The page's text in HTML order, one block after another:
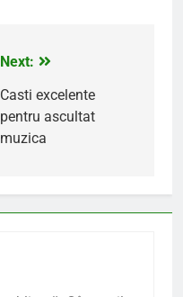
Next:
Casti excelente
pentru ascultat
muzica